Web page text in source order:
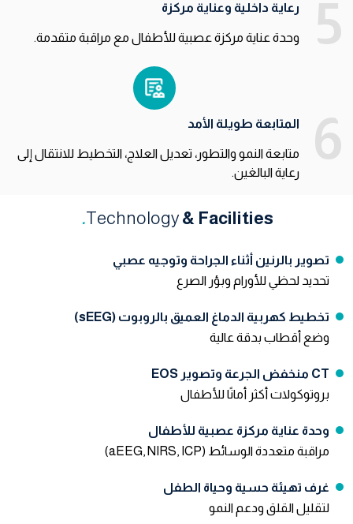
5 رعاية داخلية وعناية مركزة
وحدة عناية مركزة عصبية للأطفال مع مراقبة متقدمة.
6 المتابعة طويلة الأمد
متابعة النمو والتطور، تعديل العلاج، التخطيط للانتقال إلى
رعاية البالغين.
Technology& Facilities
.
تصوير بالرنين أثناء الجراحة وتوجيه عصبي
تحديد لحظي للأورام وبؤر الصرع
تخطيط كهربية الدماغ العميق بالروبوت (sEEG)
وضع أقطاب بدقة عالية
CT منخفض الجرعة وتصوير EOS
بروتوكولات أكثر أمانًا للأطفال
وحدة عناية مركزة عصبية للأطفال
مراقبة متعددة الوسائط (aEEG, NIRS, ICP)
غرف تهيئة حسية وحياة الطفل
لتقليل القلق ودعم النمو